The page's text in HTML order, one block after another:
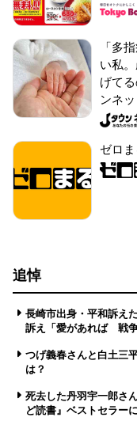
「多
い私
げて
ンネッ
ゼロま
追悼
長崎市出身・平和訴え
訴え「愛があれば 戦争
つげ義春さんと白土三
は？
死去した丹羽宇一郎さ
ど読書』ベストセラーに